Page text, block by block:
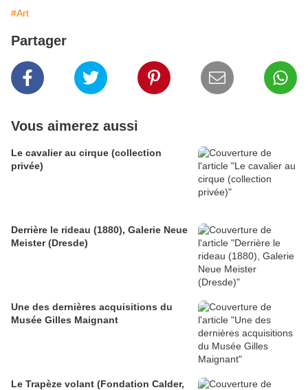
#Art
Partager
Vous aimerez aussi
Le cavalier au cirque (collection
privée)
Derrière le rideau (1880), Galerie Neue
Meister (Dresde)
Une des dernières acquisitions du
Musée Gilles Maignant
Le Trapèze volant (Fondation Calder,